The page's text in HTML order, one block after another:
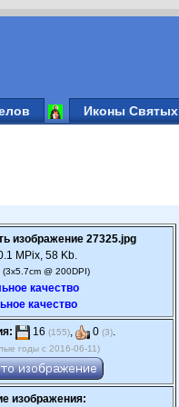
Иконы Святых
изображение 27325.jpg
MPix, 58 Kb.
@ 200DPI)
качество
качество
16 (155), 0 (3).
годы с 2016-06-11)
изображения: